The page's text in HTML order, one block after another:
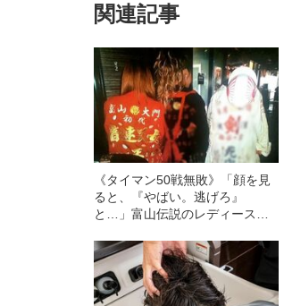
関連記事
《タイマン50戦無敗》「顔を見
ると、『やばい。逃げろ』
と…」富山伝説のレディース初
ー制圧と朝までのバイク暴走